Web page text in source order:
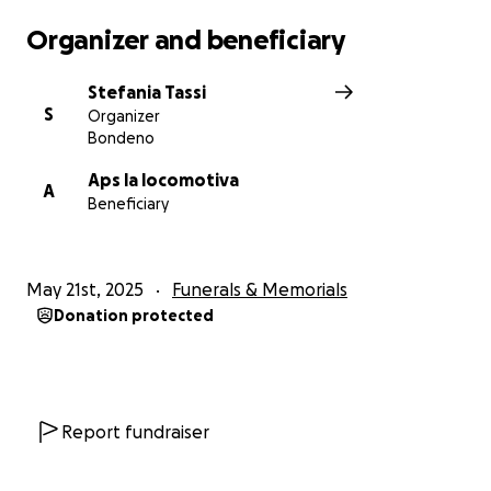
Organizer and beneficiary
S
Stefania Tassi
Organizer
Bondeno
A
Aps la locomotiva
Beneficiary
May 21st, 2025 Funerals & Memorials
Donation protected
Report fundraiser